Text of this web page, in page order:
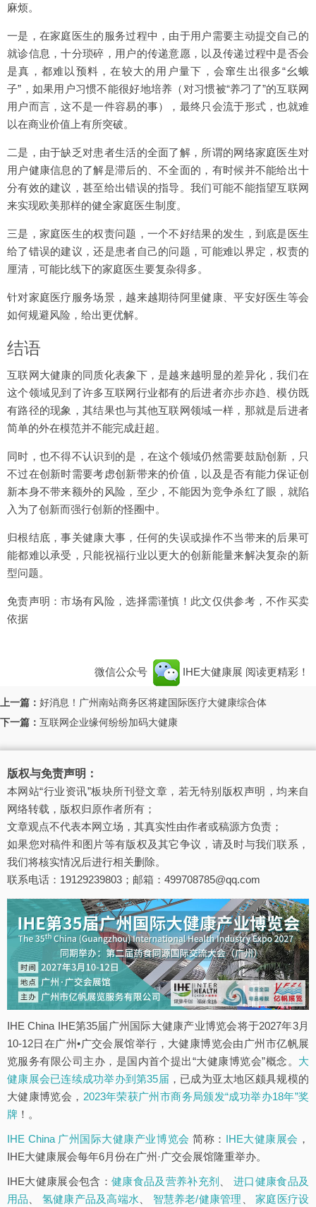
麻烦。
一是，在家庭医生的服务过程中，由于用户需要主动提交自己的
就诊信息，十分琐碎，用户的传递意愿，以及传递过程中是否会
是真，都难以预料，在较大的用户量下，会窜生出很多“幺蛾
子”，如果用户习惯不能很好地培养（对习惯被“养刁了”的互联网
用户而言，这不是一件容易的事），最终只会流于形式，也就难
以在商业价值上有所突破。
二是，由于缺乏对患者生活的全面了解，所谓的网络家庭医生对
用户健康信息的了解是滞后的、不全面的，有时候并不能给出十
分有效的建议，甚至给出错误的指导。我们可能不能指望互联网
来实现欧美那样的健全家庭医生制度。
三是，家庭医生的权责问题，一个不好结果的发生，到底是医生
给了错误的建议，还是患者自己的问题，可能难以界定，权责的
厘清，可能比线下的家庭医生要复杂得多。
针对家庭医疗服务场景，越来越期待阿里健康、平安好医生等会
如何规避风险，给出更优解。
结语
互联网大健康的同质化表象下，是越来越明显的差异化，我们在
这个领域见到了许多互联网行业都有的后进者亦步亦趋、模仿既
有路径的现象，其结果也与其他互联网领域一样，那就是后进者
简单的外在模范并不能完成赶超。
同时，也不得不认识到的是，在这个领域仍然需要鼓励创新，只
不过在创新时需要考虑创新带来的价值，以及是否有能力保证创
新本身不带来额外的风险，至少，不能因为竞争杀红了眼，就陷
入为了创新而强行创新的怪圈中。
归根结底，事关健康大事，任何的失误或操作不当带来的后果可
能都难以承受，只能祝福行业以更大的创新能量来解决复杂的新
型问题。
免责声明：市场有风险，选择需谨慎！此文仅供参考，不作买卖
依据
微信公众号 IHE大健康展 阅读更精彩！
上一篇： 好消息！广州南站商务区将建国际医疗大健康综合体
下一篇： 互联网企业缘何纷纷加码大健康
版权与免责声明：
本网站“行业资讯”板块所刊登文章，若无特别版权声明，均来自
网络转载，版权归原作者所有；
文章观点不代表本网立场，其真实性由作者或稿源方负责；
如果您对稿件和图片等有版权及其它争议，请及时与我们联系，
我们将核实情况后进行相关删除。
联系电话：19129239803；邮箱：499708785@qq.com
IHE China IHE第35届广州国际大健康产业博览会将于2027年3月
10-12日在广州•广交会展馆举行，大健康博览会由广州市亿帆展
览服务有限公司主办，是国内首个提出“大健康博览会”概念。 大
健康展会已连续成功举办到第35届 ，已成为亚太地区颇具规模的
大健康博览会， 2023年荣获广州市商务局颁发“成功举办18年”奖
牌 ！。
IHE China 广州国际大健康产业博览会 简称： IHE大健康展会 ，
IHE大健康展会每年6月份在广州·广交会展馆隆重举办。
IHE大健康展会包含： 健康食品及营养补充剂 、进口健康食品及
用品
氢健康产品及高端水 智慧养老/健康管理 、家庭医疗设